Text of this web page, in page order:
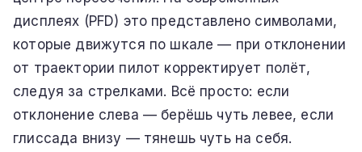
дисплеях (PFD) это представлено символами,
которые движутся по шкале — при отклонении
от траектории пилот корректирует полёт,
следуя за стрелками. Всё просто: если
отклонение слева — берёшь чуть левее, если
глиссада внизу — тянешь чуть на себя.